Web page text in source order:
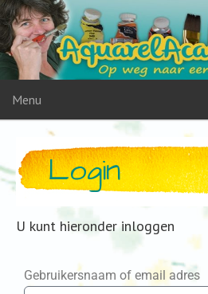
Menu
Login
U kunt hieronder inloggen
Gebruikersnaam of email adres